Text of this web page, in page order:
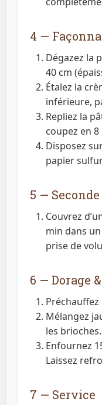
4 —
Dégazez la
40 cm
Étalez la
inférieure,
Repliez la
coupez en
Disposez
papier
5 —
Couvrez
min dans
prise de
6 — Dorage
Préchauffez
Mélangez
les brioches.
Enfournez
Laissez
7 — Service